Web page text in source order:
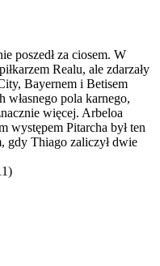
poszedł za ciosem. W
Realu, ale zdarzały
Bayernem i Betisem
własnego pola karnego,
więcej. Arbeloa
występem Pitarcha był ten
gdy Thiago zaliczył dwie